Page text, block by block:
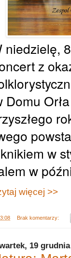
niedzielę,
z
Domu
w
w
więcej >>
Brak komentarzy:
19 grudnia